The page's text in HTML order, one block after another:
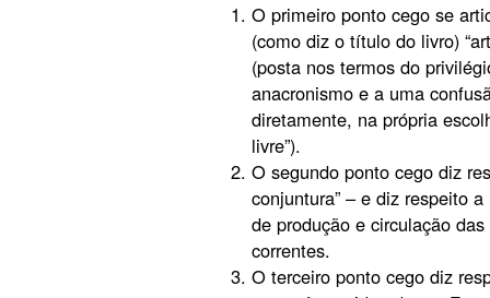
O primeiro ponto cego se
(como diz o título do livro)
(posta nos termos do
anacronismo e a uma
diretamente, na própria
livre”).
O segundo ponto cego diz
conjuntura” – e diz respeito
de produção e circulação
correntes.
O terceiro ponto cego diz